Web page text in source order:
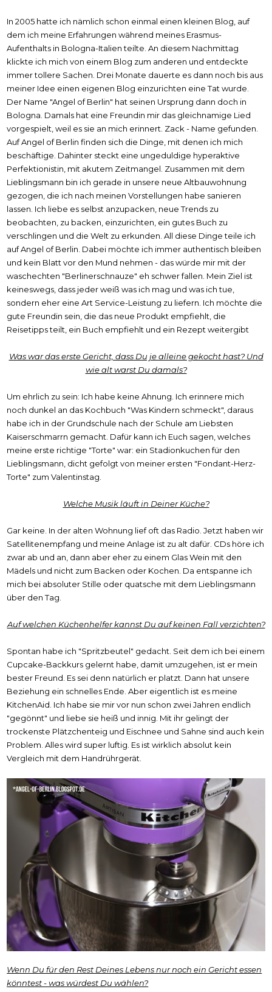
In 2005 hatte ich nämlich schon einmal einen kleinen Blog, auf
dem ich meine Erfahrungen während meines Erasmus-
Aufenthalts in Bologna-Italien teilte. An diesem Nachmittag
klickte ich mich von einem Blog zum anderen und entdeckte
immer tollere Sachen. Drei Monate dauerte es dann noch bis aus
meiner Idee einen eigenen Blog einzurichten eine Tat wurde.
Der Name "Angel of Berlin" hat seinen Ursprung dann doch in
Bologna. Damals hat eine Freundin mir das gleichnamige Lied
vorgespielt, weil es sie an mich erinnert. Zack - Name gefunden.
Auf Angel of Berlin finden sich die Dinge, mit denen ich mich
beschäftige. Dahinter steckt eine ungeduldige hyperaktive
Perfektionistin, mit akutem Zeitmangel. Zusammen mit dem
Lieblingsmann bin ich gerade in unsere neue Altbauwohnung
gezogen, die ich nach meinen Vorstellungen habe sanieren
lassen. Ich liebe es selbst anzupacken, neue Trends zu
beobachten, zu backen, einzurichten, ein gutes Buch zu
verschlingen und die Welt zu erkunden. All diese Dinge teile ich
auf Angel of Berlin. Dabei möchte ich immer authentisch bleiben
und kein Blatt vor den Mund nehmen - das würde mir mit der
waschechten "Berlinerschnauze" eh schwer fallen. Mein Ziel ist
keineswegs, dass jeder weiß was ich mag und was ich tue,
sondern eher eine Art Service-Leistung zu liefern. Ich möchte die
gute Freundin sein, die das neue Produkt empfiehlt, die
Reisetipps teilt, ein Buch empfiehlt und ein Rezept weitergibt
Was war das erste Gericht, dass Du je alleine gekocht hast? Und
wie alt warst Du damals?
Um ehrlich zu sein: Ich habe keine Ahnung. Ich erinnere mich
noch dunkel an das Kochbuch "Was Kindern schmeckt", daraus
habe ich in der Grundschule nach der Schule am Liebsten
Kaiserschmarrn gemacht. Dafür kann ich Euch sagen, welches
meine erste richtige "Torte" war: ein Stadionkuchen für den
Lieblingsmann, dicht gefolgt von meiner ersten "Fondant-Herz-
Torte" zum Valentinstag.
Welche Musik läuft in Deiner Küche?
Gar keine. In der alten Wohnung lief oft das Radio. Jetzt haben wir
Satellitenempfang und meine Anlage ist zu alt dafür. CDs höre ich
zwar ab und an, dann aber eher zu einem Glas Wein mit den
Mädels und nicht zum Backen oder Kochen. Da entspanne ich
mich bei absoluter Stille oder quatsche mit dem Lieblingsmann
über den Tag.
Auf welchen Küchenhelfer kannst Du auf keinen Fall verzichten?
Spontan habe ich "Spritzbeutel" gedacht. Seit dem ich bei einem
Cupcake-Backkurs gelernt habe, damit umzugehen, ist er mein
bester Freund. Es sei denn natürlich er platzt. Dann hat unsere
Beziehung ein schnelles Ende. Aber eigentlich ist es meine
KitchenAid. Ich habe sie mir vor nun schon zwei Jahren endlich
"gegönnt" und liebe sie heiß und innig. Mit ihr gelingt der
trockenste Plätzchenteig und Eischnee und Sahne sind auch kein
Problem. Alles wird super luftig. Es ist wirklich absolut kein
Vergleich mit dem Handrührgerät.
Wenn Du für den Rest Deines Lebens nur noch ein Gericht essen
könntest - was würdest Du wählen?